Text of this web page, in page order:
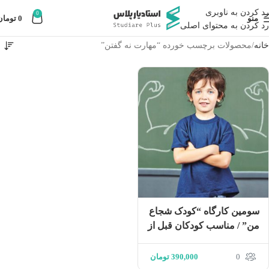
رد کردن به ناوبری
رد کردن به محتوای اصلی
منو
0
0
خانه محصولات برچسب خورده “مهارت نه گفتن”
سومین کارگاه “کودک شجاع
من” / مناسب کودکان قبل از
تخفیف)
0
390,000 تومان